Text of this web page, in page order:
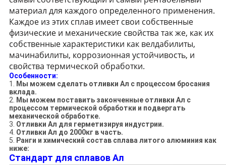
материал для каждого определенного применения.
Каждое из этих сплав имеет свои собственные
физические и механические свойства так же, как их
собственные характеристики как велдабилиты,
мачинабилиты, коррозионная устойчивость, и
свойства термической обработки.
Особенности:
1.
Мы можем сделать отливки Ал с процессом бросания
вклада.
2.
Мы можем поставить законченные отливки Ал с
процессом термической обработки и подвергать
механической обработке.
3. Отливки Ал для герметизируя индустрии.
4. Отливки Ал до 2000кг в часть.
5.
Ранги и химический состав сплава литого алюминия как
ниже:
Стандарт для сплавов Ал